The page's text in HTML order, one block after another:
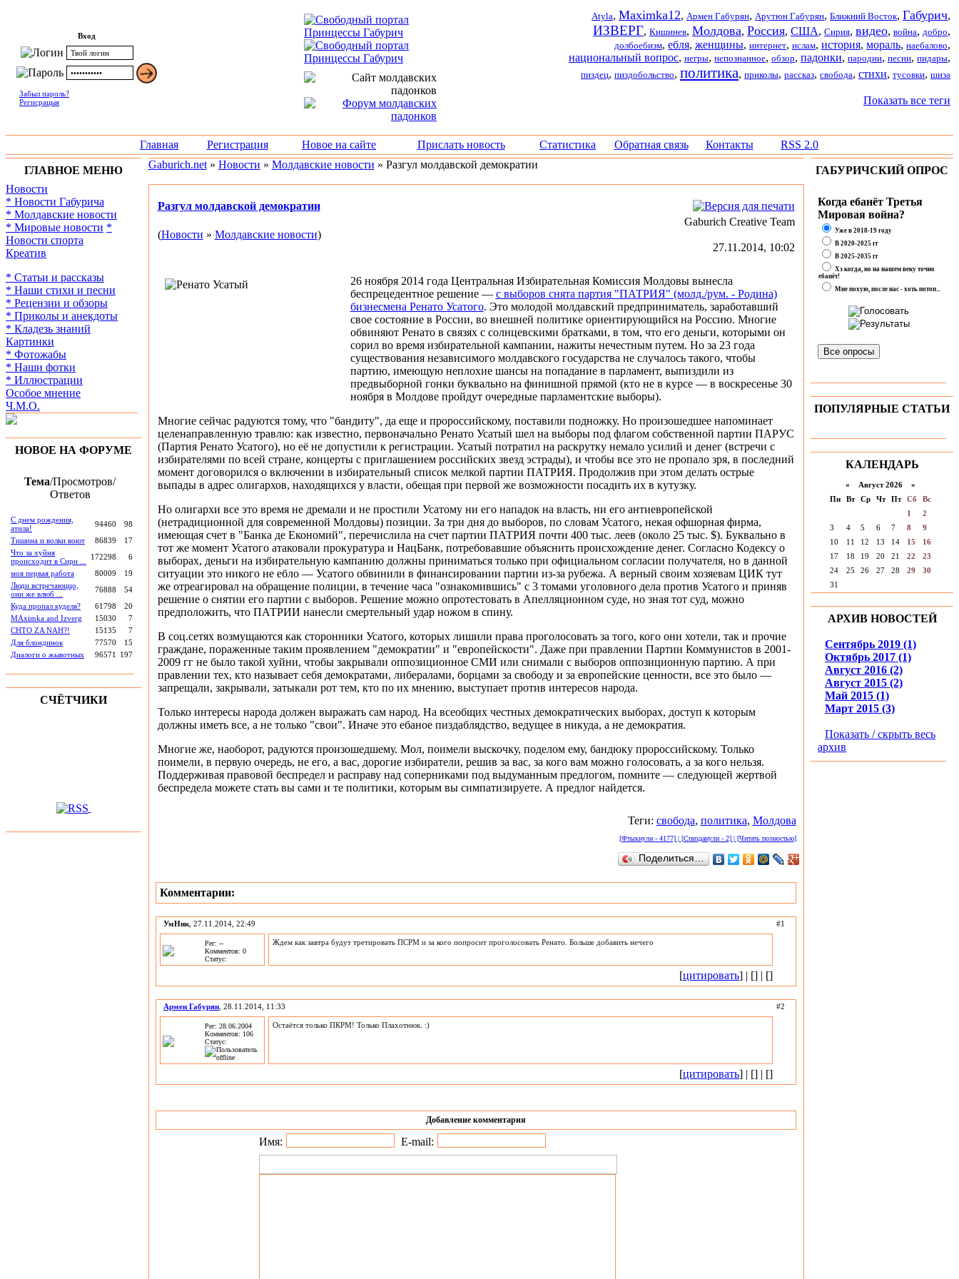
Вход
Забыл пароль?
Регисрацыя
Atyla, Maximka12, Армен Габурян, Арутюн Габурян, Ближний Восток, Габурич,
ИЗВЕРГ, Кишинев, Молдова, Россия, США, Сирия, видео, война, добро,
долбоебизм, ебля, женщины, интернет, ислам, история, мораль, наебалово,
национальный вопрос, негры, непознанное, обзор, падонки, пародии, песни, пидары,
пиздец, пиздобольство, политика, приколы, рассказ, свобода, стихи, тусовки, шиза
Показать все теги
Главная Регистрация Новое на сайте Прислать новость Статистика Обратная связь Контакты RSS 2.0
ГЛАВНОЕ МЕНЮ
Новости
* Новости Габурича
* Молдавские новости
* Мировые новости *
Новости спорта
Креатив
* Статьи и рассказы
* Наши стихи и песни
* Рецензии и обзоры
* Приколы и анекдоты
* Кладезь знаний
Картинки
* Фотожабы
* Наши фотки
* Иллюстрации
Особое мнение
Ч.М.О.
НОВОЕ НА ФОРУМЕ
Тема/Просмотров/
Ответов
С днем рождения,
атила!
94460
98
Тишина и волки воют
86839
17
Что за хуйня
происходит в Сири ...
172298
6
моя первая работа
80009
19
Люди встречаюццо,
они же влюб ...
76888
54
Куда пропал куделя?
61798
20
MAximka and Izverg
15030
7
CHTO ZA NAH?!
15135
7
Для блондинок
77570
15
Диалоги о жывотных
96571 197
СЧЁТЧИКИ
Gaburich.net» Новости » Молдавские новости » Разгул молдавской демократии
Разгул молдавской демократии
(Новости » Молдавские новости)
Gaburich Creative Team
27.11.2014, 10:02
26 ноября 2014 года Центральная Избирательная Комиссия Молдовы вынесла
беспрецедентное решение — с выборов снята партия "ПАТРИЯ" (молд./рум. - Родина)
бизнесмена Ренато Усатого. Это молодой молдавский предприниматель, заработавший
свое состояние в России, во внешней политике ориентирующийся на Россию. Многие
обвиняют Ренато в связях с солнцевскими братками, в том, что его деньги, которыми он
сорил во время избирательной кампании, нажиты нечестным путем. Но за 23 года
существования независимого молдавского государства не случалось такого, чтобы
партию, имеющую неплохие шансы на попадание в парламент, выпиздили из
предвыборной гонки буквально на финишной прямой (кто не в курсе — в воскресенье 30
ноября в Молдове пройдут очередные парламентские выборы).
Многие сейчас радуются тому, что "бандиту", да еще и пророссийскому, поставили подножку. Но произошедшее напоминает
целенаправленную травлю: как известно, первоначально Ренато Усатый шел на выборы под флагом собственной партии ПАРУС
(Партия Ренато Усатого), но её не допустили к регистрации. Усатый потратил на раскрутку немало усилий и денег (встречи с
избирателями по всей стране, концерты с приглашением российских звезд эстрады), и чтобы все это не пропало зря, в последний
момент договорился о включении в избирательный список мелкой партии ПАТРИЯ. Продолжив при этом делать острые
выпады в адрес олигархов, находящихся у власти, обещая при первой же возможности посадить их в кутузку.
Но олигархи все это время не дремали и не простили Усатому ни его нападок на власть, ни его антиевропейской
(нетрадиционной для современной Молдовы) позиции. За три дня до выборов, по словам Усатого, некая офшорная фирма,
имеющая счет в "Банка де Економий", перечислила на счет партии ПАТРИЯ почти 400 тыс. леев (около 25 тыс. $). Буквально в
тот же момент Усатого атаковали прокуратура и НацБанк, потребовавшие объяснить происхождение денег. Согласно Кодексу о
выборах, деньги на избирательную кампанию должны приниматься только при официальном согласии получателя, но в данной
ситуации это никого не ебло — Усатого обвинили в финансировании партии из-за рубежа. А верный своим хозяевам ЦИК тут
же отреагировал на обращение полиции, в течение часа "ознакомившись" с 3 томами уголовного дела против Усатого и приняв
решение о снятии его партии с выборов. Решение можно опротестовать в Апелляционном суде, но зная тот суд, можно
предположить, что ПАТРИИ нанесли смертельный удар ножом в спину.
В соц.сетях возмущаются как сторонники Усатого, которых лишили права проголосовать за того, кого они хотели, так и прочие
граждане, пораженные таким проявлением "демократии" и "европейскости". Даже при правлении Партии Коммунистов в 2001-
2009 гг не было такой хуйни, чтобы закрывали оппозиционное СМИ или снимали с выборов оппозиционную партию. А при
правлении тех, кто называет себя демократами, либералами, борцами за свободу и за европейские ценности, все это было —
запрещали, закрывали, затыкали рот тем, кто по их мнению, выступает против интересов народа.
Только интересы народа должен выражать сам народ. На всеобщих честных демократических выборах, доступ к которым
должны иметь все, а не только "свои". Иначе это ебаное пиздаблядство, ведущее в никуда, а не демократия.
Многие же, наоборот, радуются произошедшему. Мол, поимели выскочку, поделом ему, бандюку пророссийскому. Только
поимели, в первую очередь, не его, а вас, дорогие избиратели, решив за вас, за кого вам можно голосовать, а за кого нельзя.
Поддерживая правовой беспредел и расправу над соперниками под выдуманным предлогом, помните — следующей жертвой
беспредела можете стать вы сами и те политики, которым вы симпатизируете. А предлог найдется.
Теги: свобода, политика, Молдова
[Фтыкнули - 4177] | [Спизданули - 2] | [Читать полностью]
Поделиться…
Комментарии:
УмНик , 27.11.2014, 22:49 #1
Рег: --
Комментов: 0
Статус:
Ждем как завтра будут третировать ПСРМ и за кого попросит проголосовать Ренато. Больше добавить нечего
[цитировать] | [] | []
Армен Габурян , 28.11.2014, 11:33 #2
Рег: 28.06.2004
Комментов: 106
Статус:
Остаётся только ПКРМ! Только Плахотнюк. :)
[цитировать] | [] | []
Добавление комментария
Имя: E-mail:
ГАБУРИЧСКИЙ ОПРОС
Когда ебанёт Третья
Мировая война?
Уже в 2018-19 году
В 2020-2025 гг
В 2025-2035 гг
Хз когда, но на нашем веку точно
ебанёт!
Мне похую, после нас - хоть потоп...
Все опросы
ПОПУЛЯРНЫЕ СТАТЬИ
КАЛЕНДАРЬ
« Август 2026 »
Пн
Вт Ср Чт Пт Сб
Вс
1
2
3
4 5 6 7 8
9
10
11 12 13 14 15
16
17
18 19 20 21 22
23
24
25 26 27 28 29
30
31
АРХИВ НОВОСТЕЙ
Сентябрь 2019 (1)
Октябрь 2017 (1)
Август 2016 (2)
Август 2015 (2)
Май 2015 (1)
Март 2015 (3)
Показать / скрыть весь
архив